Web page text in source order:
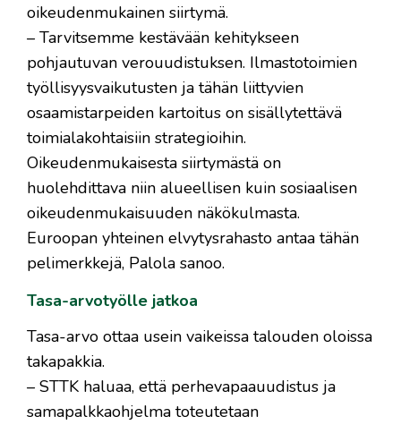
oikeudenmukainen siirtymä.
– Tarvitsemme kestävään kehitykseen
pohjautuvan verouudistuksen. Ilmastotoimien
työllisyysvaikutusten ja tähän liittyvien
osaamistarpeiden kartoitus on sisällytettävä
toimialakohtaisiin strategioihin.
Oikeudenmukaisesta siirtymästä on
huolehdittava niin alueellisen kuin sosiaalisen
oikeudenmukaisuuden näkökulmasta.
Euroopan yhteinen elvytysrahasto antaa tähän
pelimerkkejä, Palola sanoo.
Tasa-arvotyölle jatkoa
Tasa-arvo ottaa usein vaikeissa talouden oloissa
takapakkia.
– STTK haluaa, että perhevapaauudistus ja
samapalkkaohjelma toteutetaan